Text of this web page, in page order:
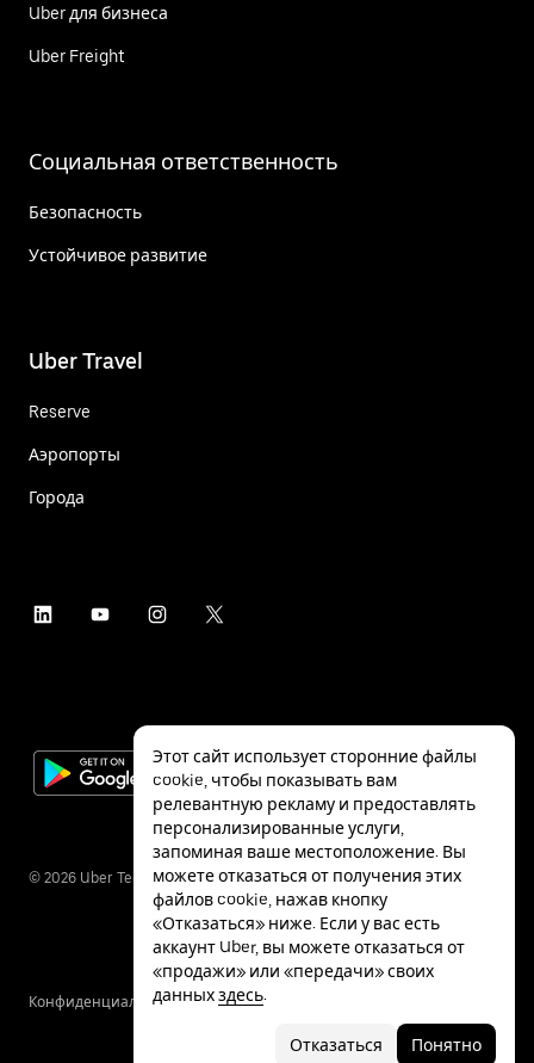
Uber для бизнеса
Uber Freight
Социальная ответственность
Безопасность
Устойчивое развитие
Uber Travel
Reserve
Аэропорты
Города
© 2026 Uber Technologies Inc.
КонфиденциальностьСпециальные
Этот сайт использует сторонние файлы
cookie, чтобы показывать вам
релевантную рекламу и предоставлять
персонализированные услуги,
запоминая ваше местоположение. Вы
можете отказаться от получения этих
файлов cookie, нажав кнопку
«Отказаться» ниже. Если у вас есть
аккаунт Uber, вы можете отказаться от
«продажи» или «передачи» своих
данныхздесь.
Отказаться Понятно